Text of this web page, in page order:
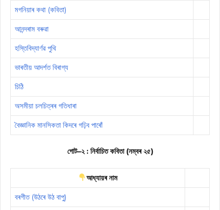
মগনিয়াৰ কথা (কবিতা)
আনন্দৰাম বৰুৱা
হস্তিবিদ্যাৰ্ণৱ পুথি
ভাৰতীয় আদৰ্শত বিৰাগ্য
চিঠি
অসমীয়া চলচিত্ৰৰ গতিধাৰা
বৈজ্ঞানিক মানসিকতা কিদৰে গঢ়িব পাৰোঁ
গোট–২ : নিৰ্বাচিত কবিতা (নম্বৰ ২৫)
আধ্যায়ৰ নাম
বৰগীত (উঠৰে উঠ বাপু)